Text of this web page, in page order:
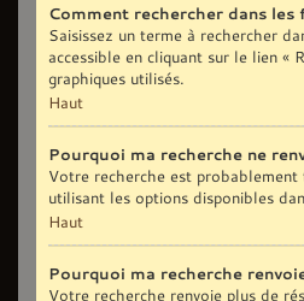
Comment rechercher dans les
Saisissez un terme à rechercher
accessible en cliquant sur le lien «
graphiques utilisés.
Haut
Pourquoi ma recherche ne
Votre recherche est probablement
utilisant les options disponibles
Haut
Pourquoi ma recherche
Votre recherche renvoie plus de